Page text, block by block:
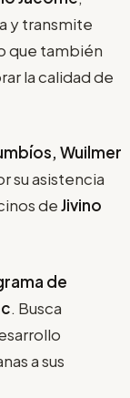
y transmite
que también
la calidad de
Wuilmer
su asistencia
deJivino
de
. Busca
a sus